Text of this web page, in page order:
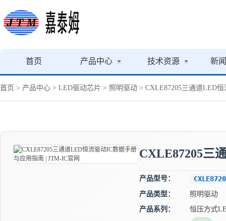
首页 产品中心 技术资源 新
首页 > 产品中心 > LED驱动芯片 > 照明驱动 > CXLE87205三通道LED
CXLE87205三
产品型号：
产品类型：
照明驱动
产品系列：
恒压方式